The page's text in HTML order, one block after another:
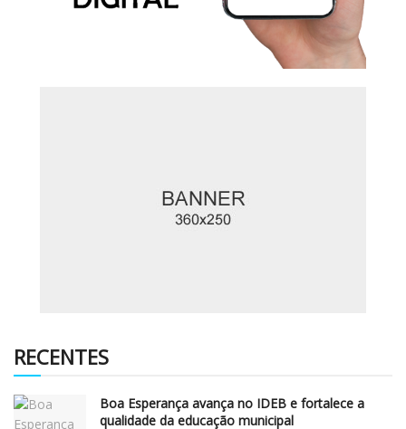
RECENTES
Boa Esperança avança no IDEB e fortalece a
qualidade da educação municipal